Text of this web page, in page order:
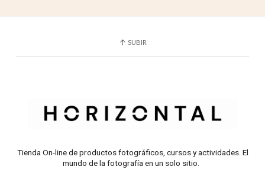
dispersión ultrabaja (UD), fluorita y óptica
aberraciones cromáticas para una claridad y
SUBIR
Tienda On-line de productos fotográficos, cursos y actividades. El
mundo de la fotografía en un solo sitio.